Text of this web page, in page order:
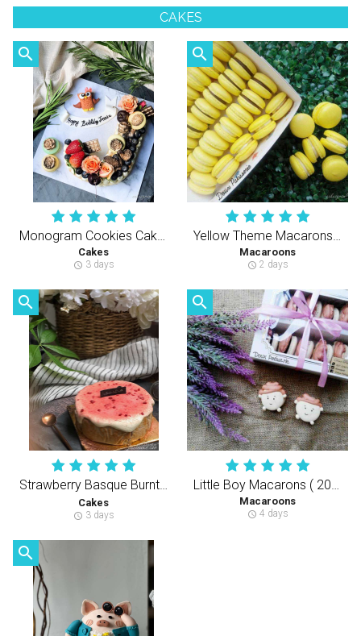
CAKES
search
Monogram Cookies Cake (Cream Tart)
Cakes
schedule 3 days
search
Yellow Theme Macarons ( 50 pcs )
Macaroons
schedule 2 days
search
Strawberry Basque Burnt Cheesecake 草莓巴斯克芝士蛋糕
Cakes
schedule 3 days
search
Little Boy Macarons ( 20 Pcs )
Macaroons
schedule 4 days
search